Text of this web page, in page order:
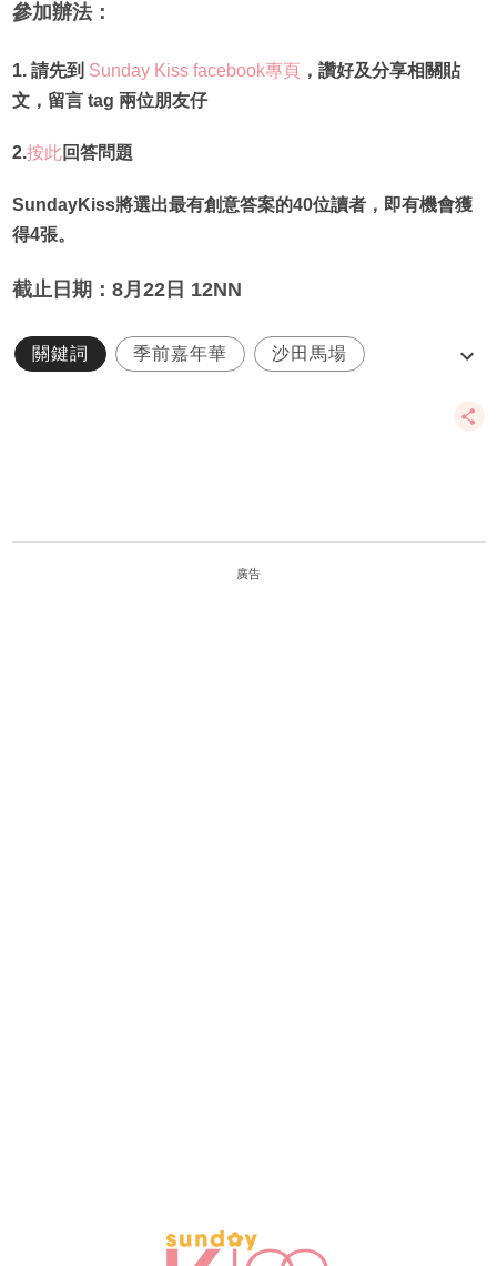
參加辦法：
1. 請先到 Sunday Kiss facebook專頁，讚好及分享相關貼
文，留言 tag 兩位朋友仔
2.按此回答問題
SundayKiss將選出最有創意答案的40位讀者，即有機會獲
得4張。
截止日期：8月22日 12NN
關鍵詞 季前嘉年華 沙田馬場
廣告